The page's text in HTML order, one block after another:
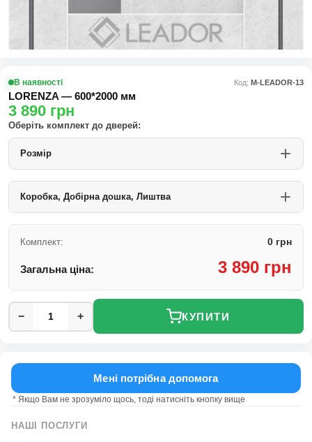
В наявності Код: М-LEADOR-13
LORENZA — 600*2000 мм
3 890 грн
Оберіть комплект до дверей:
Розмір
Коробка, Добірна дошка, Лиштва
Комплект: 0 грн
Загальна ціна: 3 890 грн
− + КУПИТИ
Мені потрібна допомога
* Якщо Вам не зрозуміло щось, тоді натисніть кнопку вище
НАШІ ПОСЛУГИ